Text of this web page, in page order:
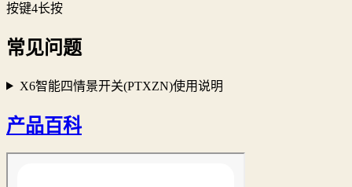
按键4长按
常见问题
X6智能四情景开关(PTXZN)使用说明
产品百科